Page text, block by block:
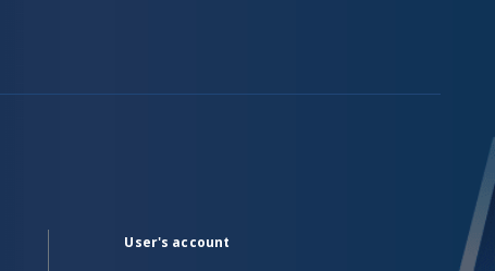
User's account